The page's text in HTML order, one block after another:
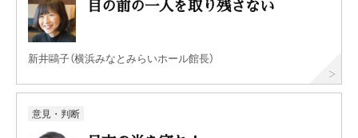
目の前の一人を取り残さない
新井鷗子（横浜みなとみらいホール館長）
意見・判断